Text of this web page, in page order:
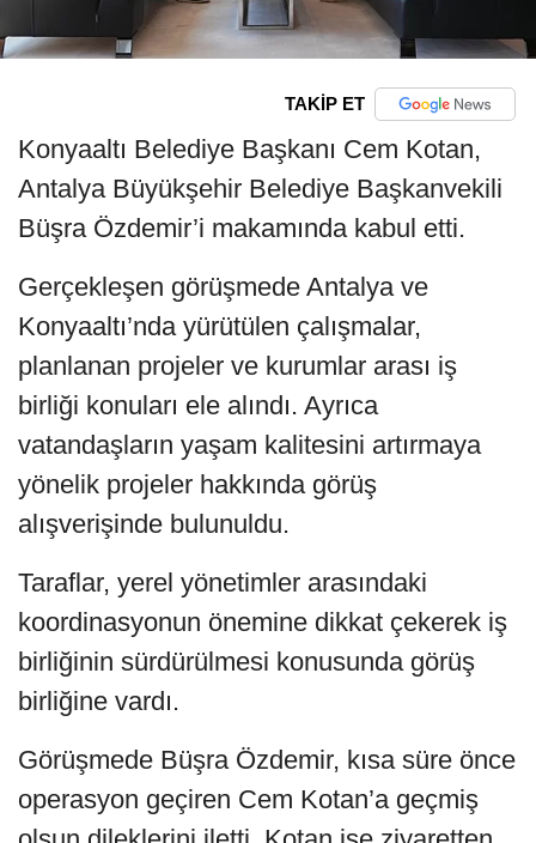
TAKİP ET
Konyaaltı Belediye Başkanı Cem Kotan,
Antalya Büyükşehir Belediye Başkanvekili
Büşra Özdemir’i makamında kabul etti.
Gerçekleşen görüşmede Antalya ve
Konyaaltı’nda yürütülen çalışmalar,
planlanan projeler ve kurumlar arası iş
birliği konuları ele alındı. Ayrıca
vatandaşların yaşam kalitesini artırmaya
yönelik projeler hakkında görüş
alışverişinde bulunuldu.
Taraflar, yerel yönetimler arasındaki
koordinasyonun önemine dikkat çekerek iş
birliğinin sürdürülmesi konusunda görüş
birliğine vardı.
Görüşmede Büşra Özdemir, kısa süre önce
operasyon geçiren Cem Kotan’a geçmiş